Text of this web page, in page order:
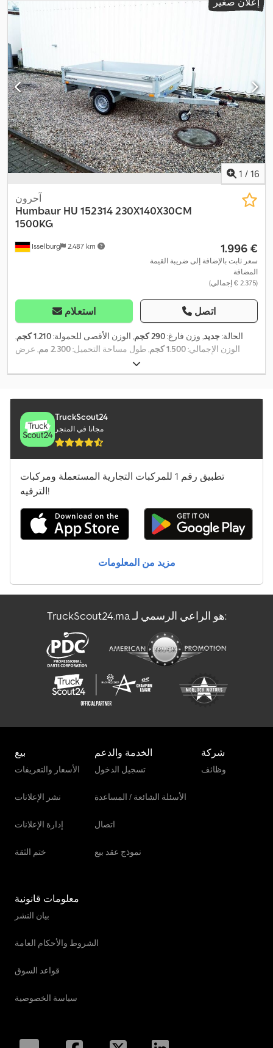
مم
1 / 16
Isselburg 2.487 km
آحرون
Humbaur HU 152314 230X140X30CM
1500KG
‏1.996 €
سعر ثابت بالإضافة إلى ضريبة القيمة
المضافة
(‏2.375 € إجمالي)
استعلام اتصل
الحالة:جديد, وزن فارغ:290 كجم , الوزن الأقصى للحمولة:1.210 كجم
,
الوزن الإجمالي:1.500 كجم , طول مساحة التحميل:2.300 مم
, عرض
, ارتفاع مساحة التحميل:
مساحة التحميل:1 م³ , لون:فضي, ارتفاع البناء:990 مم
, العرض التشغيلي:
TruckScout24
مجانا في المتجر
تطبيق رقم 1 للمركبات التجارية المستعملة ومركبات
الترفيه!
مزيد من المعلومات
TruckScout24.ma هو الراعي الرسمي لـ:
بيع
الأسعار والتعريفات
نشر الإعلانات
إدارة الإعلانات
ختم الثقة
الخدمة والدعم
تسجيل الدخول
الأسئلة الشائعة / المساعدة
اتصال
نموذج عقد بيع
شركة
وظائف
معلومات قانونية
بيان النشر
الشروط والأحكام العامة
قواعد السوق
سياسة الخصوصية